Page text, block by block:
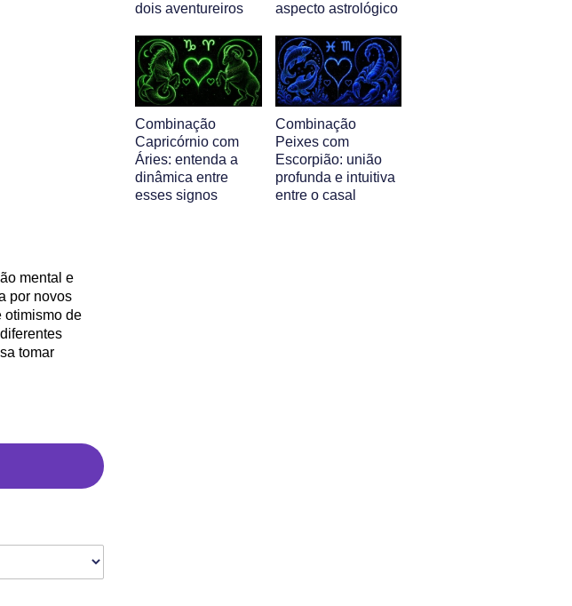
mental e
por novos
otimismo de
tomar
dois aventureiros
aspecto astrológico
Combinação
Capricórnio com
Áries: entenda a
dinâmica entre
esses signos
Combinação
Peixes com
Escorpião: união
profunda e intuitiva
entre o casal